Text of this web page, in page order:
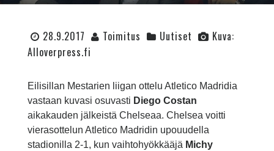
28.9.2017 Toimitus Uutiset
Kuva:
Alloverpress.fi
Eilisillan Mestarien liigan ottelu Atletico Madridia
vastaan kuvasi osuvasti Diego Costan
aikakauden jälkeistä Chelseaa. Chelsea voitti
vierasottelun Atletico Madridin upouudella
stadionilla 2-1, kun vaihtohyökkääjä Michy